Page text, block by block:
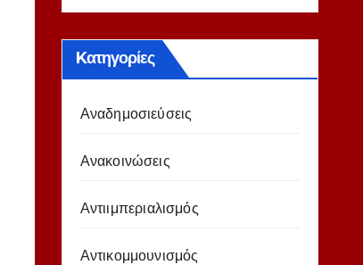
Kατηγορίες
Αναδημοσιεύσεις
Ανακοινώσεις
Αντιιμπεριαλισμός
Αντικομμουνισμός